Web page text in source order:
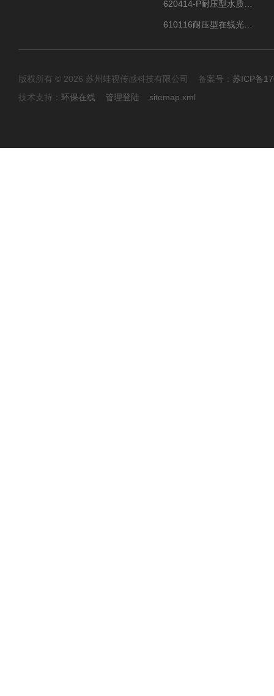
版权所有 © 2026 苏州蛙视传感科技有限公司 备案号： 苏ICP备
技术支持： 环保在线 管理登陆 sitemap.xml